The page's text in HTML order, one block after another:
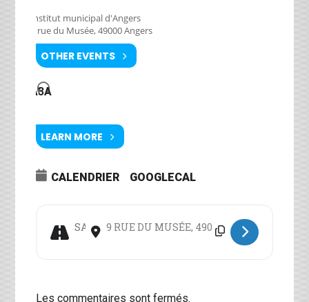
Institut municipal d'Angers
9 rue du Musée, 49000 Angers
OTHER EVENTS
A3A
LEARN MORE
CALENDRIER GOOGLECAL
Address - Cours d'architecture A3A : Sophie
Destination Address - Cours d'architecture
Les commentaires sont fermés.